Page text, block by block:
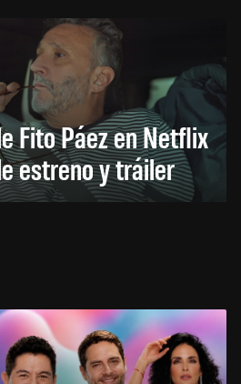
Fito Páez en Netflix
estreno y tráiler